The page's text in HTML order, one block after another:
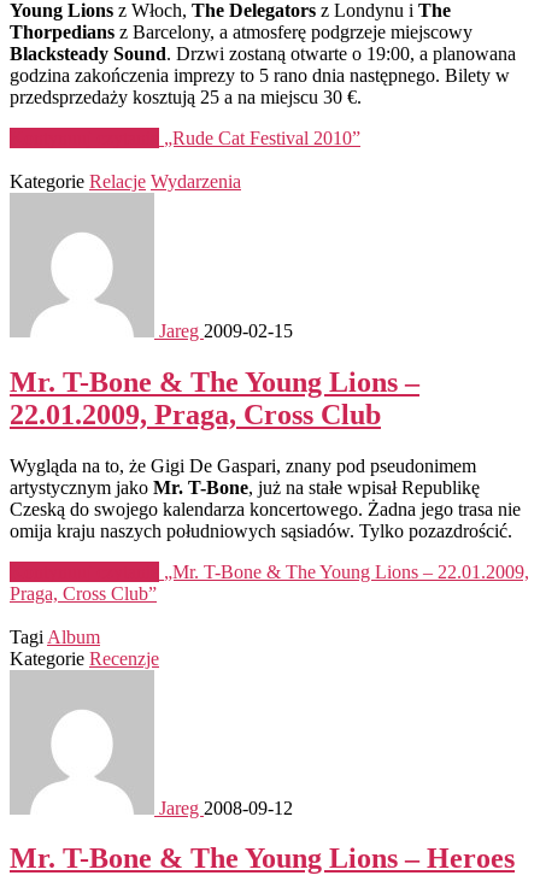
Young Lions z Włoch, The Delegators z Londynu i The
Thorpedians z Barcelony, a atmosferę podgrzeje miejscowy
Blacksteady Sound. Drzwi zostaną otwarte o 19:00, a planowana
godzina zakończenia imprezy to 5 rano dnia następnego. Bilety w
przedsprzedaży kosztują 25 a na miejscu 30 €.
„Rude Cat Festival 2010”
Kategorie Relacje Wydarzenia
Jareg 2009-02-15
Mr. T-Bone & The Young Lions –
22.01.2009, Praga, Cross Club
Wygląda na to, że Gigi De Gaspari, znany pod pseudonimem
artystycznym jako Mr. T-Bone, już na stałe wpisał Republikę
Czeską do swojego kalendarza koncertowego. Żadna jego trasa nie
omija kraju naszych południowych sąsiadów. Tylko pozazdrościć.
„Mr. T-Bone & The Young Lions – 22.01.2009,
Praga, Cross Club”
Tagi Album
Kategorie Recenzje
Jareg 2008-09-12
Mr. T-Bone & The Young Lions – Heroes